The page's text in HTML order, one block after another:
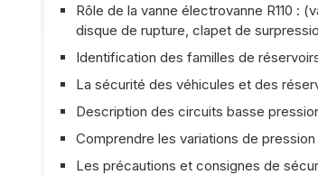
Rôle de la vanne électrovanne R110 :
disque de rupture, clapet de
Identification des familles de
La sécurité des véhicules et des
Description des circuits basse
Comprendre les variations de
Les précautions et consignes de